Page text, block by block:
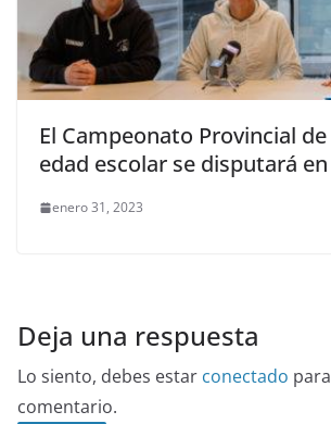
El Campeonato Provincial
edad escolar se disputará
enero 31, 2023
Deja una respuesta
Lo siento, debes estar conectado
comentario.